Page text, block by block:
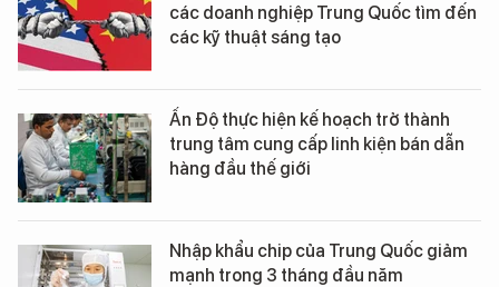
các doanh nghiệp Trung Quốc tìm đến
các kỹ thuật sáng tạo
Ấn Độ thực hiện kế hoạch trở thành
trung tâm cung cấp linh kiện bán dẫn
hàng đầu thế giới
Nhập khẩu chip của Trung Quốc giảm
mạnh trong 3 tháng đầu năm